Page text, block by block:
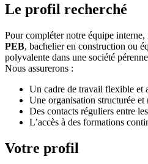
Le profil recherché
Pour compléter notre équipe interne,
PEB, bachelier en construction ou
polyvalente dans une société
Nous assurerons :
Un cadre de travail flexible et
Une organisation structurée et
Des contacts réguliers entre
L’accès à des formations
Votre profil